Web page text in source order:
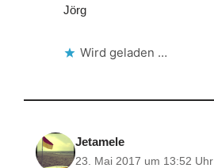
Jörg
Wird geladen …
Jetamele
23. Mai 2017 um 13:52 Uhr